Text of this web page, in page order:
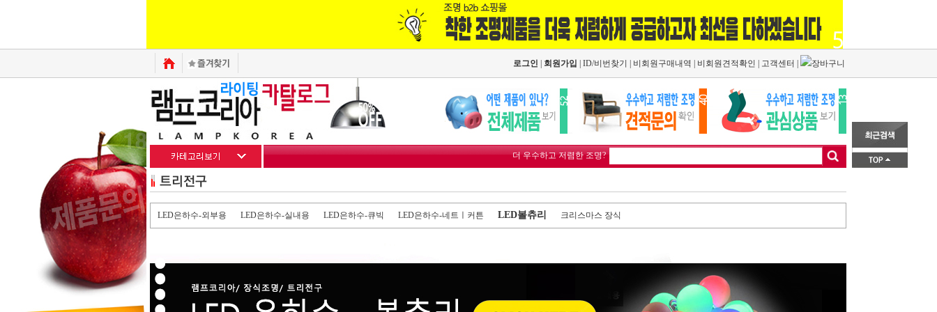
로그인 회원가입 ID/비번찾기 비회원구매내역 비회원견적확인 고객센터 장바구니
1
더 우수하고 저렴한 조명?
LED은하수-외부용 LED은하수-실내용 LED은하수-큐빅 LED은하수-네트ㅣ커튼 LED볼츄리 크리스마스 장식